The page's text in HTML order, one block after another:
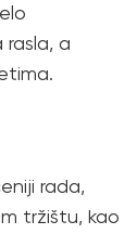
rasla, a
rada,
tržištu, kao